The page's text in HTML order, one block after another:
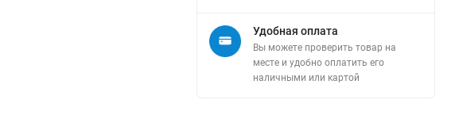
Удобная оплата
Вы можете проверить товар на
месте и удобно оплатить его
наличными или картой